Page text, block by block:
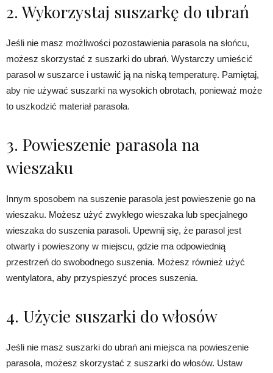
2. Wykorzystaj suszarkę do ubrań
Jeśli nie masz możliwości pozostawienia parasola na słońcu,
możesz skorzystać z suszarki do ubrań. Wystarczy umieścić
parasol w suszarce i ustawić ją na niską temperaturę. Pamiętaj,
aby nie używać suszarki na wysokich obrotach, ponieważ może
to uszkodzić materiał parasola.
3. Powieszenie parasola na
wieszaku
Innym sposobem na suszenie parasola jest powieszenie go na
wieszaku. Możesz użyć zwykłego wieszaka lub specjalnego
wieszaka do suszenia parasoli. Upewnij się, że parasol jest
otwarty i powieszony w miejscu, gdzie ma odpowiednią
przestrzeń do swobodnego suszenia. Możesz również użyć
wentylatora, aby przyspieszyć proces suszenia.
4. Użycie suszarki do włosów
Jeśli nie masz suszarki do ubrań ani miejsca na powieszenie
parasola, możesz skorzystać z suszarki do włosów. Ustaw